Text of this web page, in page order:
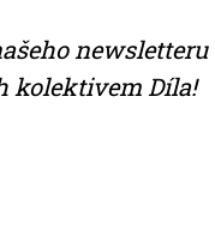
ko­lek­ti­vem Dí­la!